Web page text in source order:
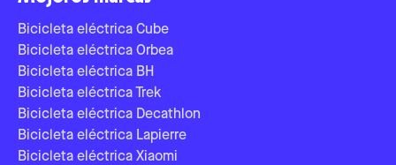
Bicicleta eléctrica Cube
Bicicleta eléctrica Orbea
Bicicleta eléctrica BH
Bicicleta eléctrica Trek
Bicicleta eléctrica Decathlon
Bicicleta eléctrica Lapierre
Bicicleta eléctrica Xiaomi